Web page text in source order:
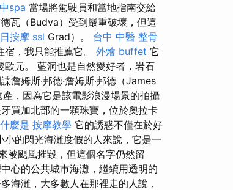
spa 當場將駕駛員和當地指南交給
瓦（Budva）受到嚴重破壞，但這
按摩 ssl Grad）。 台中 中醫 整骨
，我只能推薦它。 外燴 buffet 它
元。 藍洞也是自然愛好者，岩石
詹姆斯·邦德·詹姆斯·邦德（James
，因為它是該電影浪漫場景的拍攝
買加北部的一顆珠寶，位於奧拉卡
什麼是 按摩教學 它的誘惑不僅在於好
的閃光海灘度假的人來說，它是一
被颶風摧毀，但這個名字仍然留
心的公共城市海灘，繼續用透明的
海灘，大多數人在那裡走的人說，